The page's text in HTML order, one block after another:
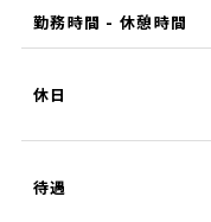
勤務時間 - 休憩時間
休日
待遇